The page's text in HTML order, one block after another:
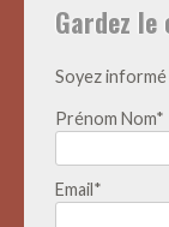
Gardez
Soyez
Prénom Nom*
Email*